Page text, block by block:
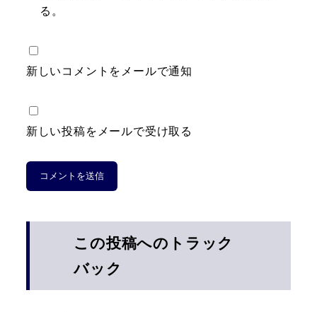
る。
新しいコメントをメールで通知
新しい投稿をメールで受け取る
この投稿へのトラック
バック